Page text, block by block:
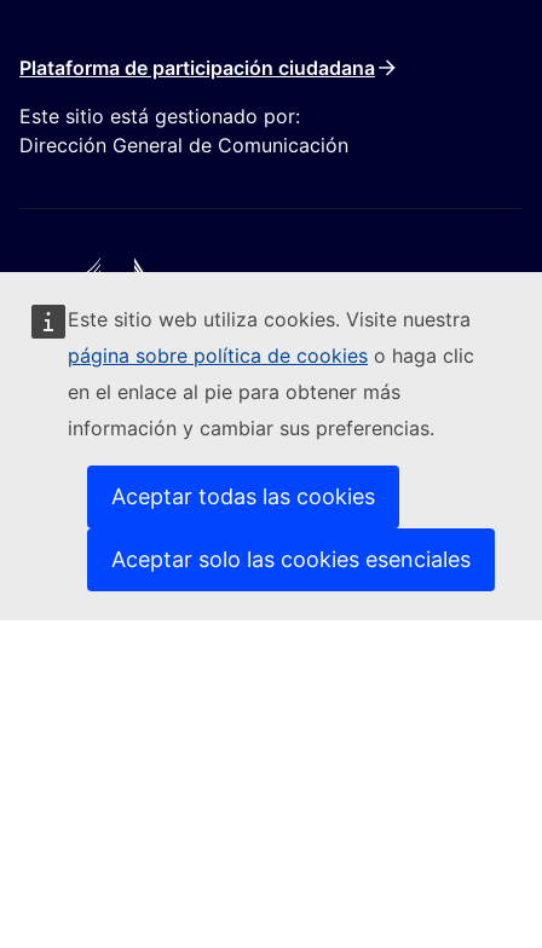
Este sitio web utiliza cookies. Visite nuestra
página sobre política de cookies o haga clic
en el enlace al pie para obtener más
información y cambiar sus preferencias.
Aceptar todas las cookies
Aceptar solo las cookies esenciales
Plataforma de participación ciudadana
Este sitio está gestionado por:
Dirección General de Comunicación
Seguir a la Comisión Europea
Contacto(Enlace externo)
Notificar una vulnerabilidad informática(Enlace externo)
Idiomas en nuestros sitios web(Enlace externo)
(Enlace externo)
Política de privacidad
Aviso jurídico
(Enlace externo)